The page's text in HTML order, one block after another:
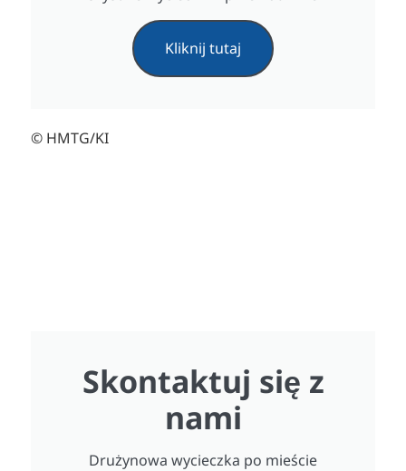
Kliknij tutaj
© HMTG/KI
Skontaktuj się z
nami
Drużynowa wycieczka po mieście